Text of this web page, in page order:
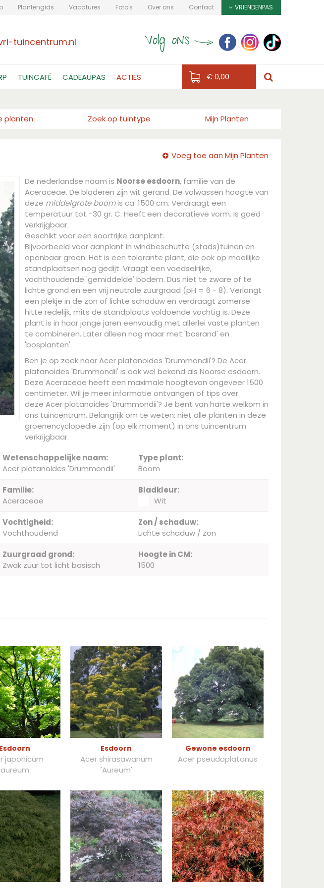
tuincentrum.nl
Plantengids Vacatures Foto's Over ons Contact VRIENDENPAS
TUINCAFÉ CADEAUPAS ACTIES € 0,00
planten Zoek op tuintype Mijn Planten
Voeg toe aan Mijn Planten
De nederlandse naam is Noorse esdoorn, familie van de
Aceraceae. De bladeren zijn wit gerand. De volwassen hoogte van
deze middelgrote boomis ca. 1500 cm. Verdraagt een
temperatuur tot -30 gr. C. Heeft een decoratieve vorm. Is goed
verkrijgbaar.
Geschikt voor een soortrijke aanplant.
Bijvoorbeeld voor aanplant in windbeschutte (stads)tuinen en
openbaar groen. Het is een tolerante plant, die ook op moeilijke
standplaatsen nog gedijt. Vraagt een voedselrijke,
vochthoudende 'gemiddelde' bodem. Dus niet te zware of te
lichte grond en een vrij neutrale zuurgraad (pH = 6 - 8). Verlangt
een plekje in de zon of lichte schaduw en verdraagt zomerse
hitte redelijk, mits de standplaats voldoende vochtig is. Deze
plant is in haar jonge jaren eenvoudig met allerlei vaste planten
te combineren. Later alleen nog maar met 'bosrand' en
'bosplanten'.
Ben je op zoek naar Acer platanoides 'Drummondii'? De Acer
platanoides 'Drummondii' is ook wel bekend als Noorse esdoorn.
Deze Aceraceae heeft een maximale hoogtevan ongeveer 1500
centimeter. Wil je meer informatie ontvangen of tips over
deze Acer platanoides 'Drummondii'? Je bent van harte welkom in
ons tuincentrum. Belangrijk om te weten: niet alle planten in deze
groenencyclopedie zijn (op elk moment) in ons tuincentrum
verkrijgbaar.
Wetenschappelijke naam:
Acer platanoides 'Drummondii'
Type plant:
Boom
Familie:
Aceraceae
Bladkleur:
Wit
Vochtigheid:
Vochthoudend
Zon / schaduw:
Lichte schaduw / zon
Zuurgraad grond:
Zwak zuur tot licht basisch
Hoogte in CM:
1500
Esdoorn
japonicum
aureum
Esdoorn
Acer shirasawanum
'Aureum'
Gewone esdoorn
Acer pseudoplatanus